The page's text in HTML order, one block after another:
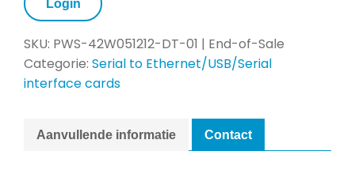
Login
SKU: PWS-42W051212-DT-01 | End-of-Sale
Categorie: Serial to Ethernet/USB/Serial
interface cards
Aanvullende informatie Contact